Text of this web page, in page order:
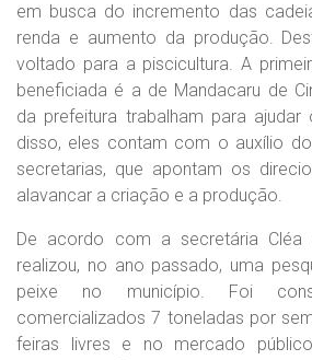
em busca do incremento das
renda e aumento da produção.
voltado para a piscicultura. A
beneficiada é a de Mandacaru de
da prefeitura trabalham para ajudar
disso, eles contam com o auxílio
secretarias, que apontam os
alavancar a criação e a produção.
De acordo com a secretária Cléa
realizou, no ano passado, uma
peixe no município. Foi
comercializados 7 toneladas por
feiras livres e no mercado